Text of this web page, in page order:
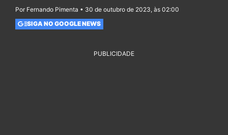
Por Fernando Pimenta • 30 de outubro de 2023, às 02:00
SIGA NO GOOGLE NEWS
PUBLICIDADE